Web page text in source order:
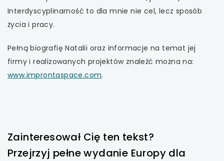
Interdyscyplinarność to dla mnie nie cel, lecz sposób
życia i pracy.
Pełną biografię Natalii oraz informacje na temat jej
firmy i realizowanych projektów znaleźć można na:
www.improntaspace.com.
Zainteresował Cię ten tekst?
Przejrzyj pełne wydanie Europy dla